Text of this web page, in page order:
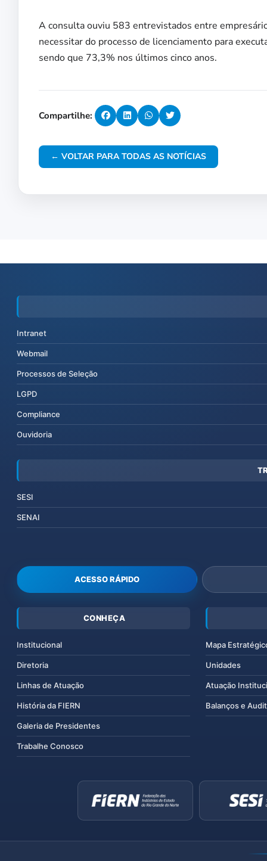
A consulta ouviu 583 entrevistados entre
necessitar do processo de licenciamento para
sendo que 73,3% nos últimos cinco anos.
Compartilhe:
← VOLTAR PARA TODAS AS NOTÍCIAS
Intranet
Webmail
Processos de Seleção
LGPD
Compliance
Ouvidoria
SESI
SENAI
ACESSO RÁPIDO
CONHEÇA
Institucional
Diretoria
Linhas de Atuação
História da FIERN
Galeria de Presidentes
Trabalhe Conosco
Mapa
Unidades
Atuação
Balanços e